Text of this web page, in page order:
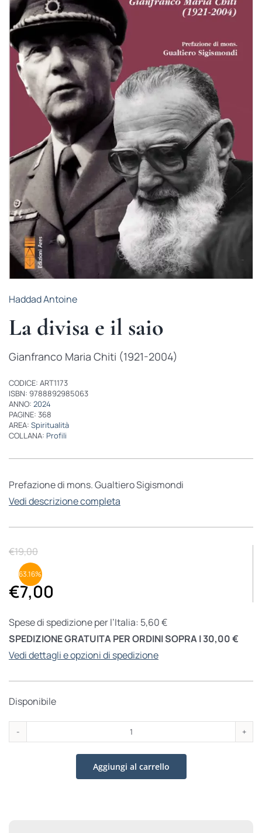
BIOGRAFIE
ATTUALITÀ
Haddad Antoine
La divisa e il saio
Gianfranco Maria Chiti (1921-2004)
CODICE: ART1173
ISBN: 9788892985063
ANNO: 2024
PAGINE: 368
AREA: Spiritualità
COLLANA: Profili
Prefazione di mons. Gualtiero Sigismondi
Vedi descrizione completa
€19,00
€7,00
63.16%
Spese di spedizione per l’Italia: 5,60 €
SPEDIZIONE GRATUITA PER ORDINI SOPRA I 30,00 €
Vedi dettagli e opzioni di spedizione
Disponibile
La
divisa
e
Aggiungi al carrello